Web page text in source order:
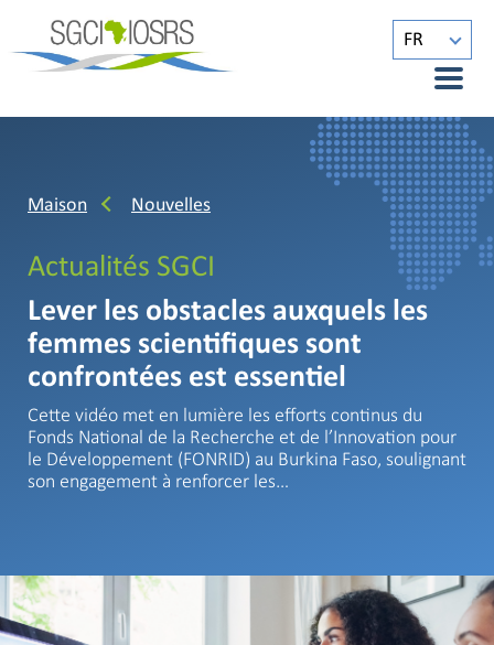
FR
Maison Nouvelles
Actualités SGCI
Lever les obstacles auxquels les
femmes scientifiques sont
confrontées est essentiel
Cette vidéo met en lumière les efforts continus du
Fonds National de la Recherche et de l’Innovation pour
le Développement (FONRID) au Burkina Faso, soulignant
son engagement à renforcer les…